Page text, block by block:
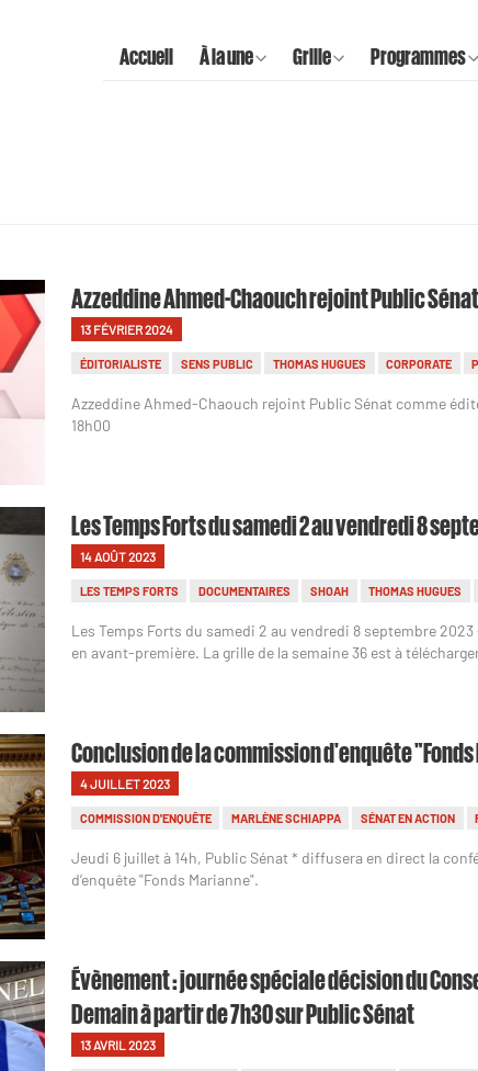
Accueil À la une Grille Programmes
Azzeddine Ahmed-Chaouch rejoint Public Sénat
13 FÉVRIER 2024
ÉDITORIALISTE SENS PUBLIC THOMAS HUGUES CORPORATE
Azzeddine Ahmed-Chaouch rejoint Public Sénat comme
18h00
Les Temps Forts du samedi 2 au vendredi 8
14 AOÛT 2023
LES TEMPS FORTS DOCUMENTAIRES SHOAH THOMAS HUGUES
Les Temps Forts du samedi 2 au vendredi 8 septembre
en avant-première. La grille de la semaine 36 est à
Conclusion de la commission d'enquête
4 JUILLET 2023
COMMISSION D'ENQUÊTE MARLÈNE SCHIAPPA SÉNAT EN ACTION
Jeudi 6 juillet à 14h, Public Sénat * diffusera en direct la
d’enquête "Fonds Marianne".
Évènement : journée spéciale décision du
Demain à partir de 7h30 sur Public Sénat
13 AVRIL 2023